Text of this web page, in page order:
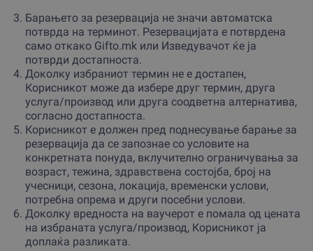
Барањето за резервација не значи автоматска
потврда на терминот. Резервацијата е потврдена
само откако Gifto.mk или Изведувачот ќе ја
потврди достапноста.
Доколку избраниот термин не е достапен,
Корисникот може да избере друг термин, друга
услуга/производ или друга соодветна алтернатива,
согласно достапноста.
Корисникот е должен пред поднесување барање за
резервација да се запознае со условите на
конкретната понуда, вклучително ограничувања за
возраст, тежина, здравствена состојба, број на
учесници, сезона, локација, временски услови,
потребна опрема и други посебни услови.
Доколку вредноста на ваучерот е помала од цената
на избраната услуга/производ, Корисникот ја
доплаќа разликата.